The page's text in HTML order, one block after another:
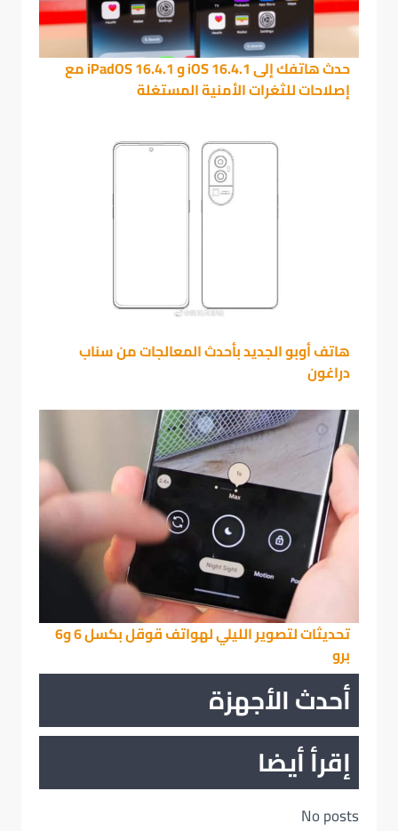
حدث هاتفك إلى iOS 16.4.1 و iPadOS 16.4.1 مع
إصلاحات للثغرات الأمنية المستغلة
هاتف أوبو الجديد بأحدث المعالجات من سناب
دراغون
تحديثات لتصوير الليلي لهواتف قوقل بكسل 6 و6
برو
أحدث الأجهزة
إقرأ أيضا
No posts